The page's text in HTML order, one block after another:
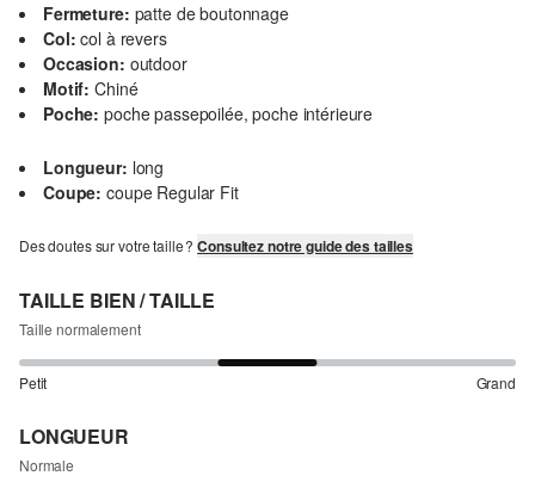
Fermeture: patte de boutonnage
Col: col à revers
Occasion: outdoor
Motif: Chiné
Poche: poche passepoilée, poche intérieure
Longueur: long
Coupe: coupe Regular Fit
Des doutes sur votre taille ?Consultez notre guide des tailles
TAILLE BIEN / TAILLE
Taille normalement
Petit Grand
LONGUEUR
Normale